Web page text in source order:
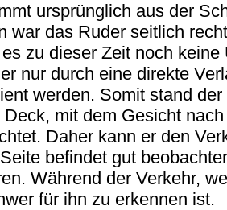
ursprünglich aus der
war das Ruder seitlich
zu dieser Zeit noch
nur durch eine direkte
werden. Somit stand
mit dem Gesicht
Daher kann er den
befindet gut
Während der Verkehr,
für ihn zu erkennen ist.